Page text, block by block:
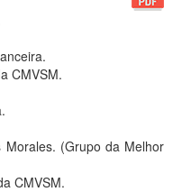
CMVSM.
Morales. (Grupo da Melhor
CMVSM.